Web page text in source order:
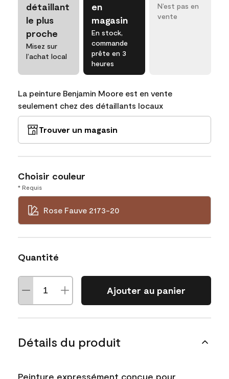
détaillant
le plus
proche
Misez sur
l’achat local
en
magasin
En stock,
commande
prête en 3
heures
N’est pas en
vente
La peinture Benjamin Moore est en vente
seulement chez des détaillants locaux
Trouver un magasin
Choisir couleur
* Requis
Rose Fauve 2173-20
Quantité
Ajouter au panier
Détails du produit
Peinture expressément conçue pour